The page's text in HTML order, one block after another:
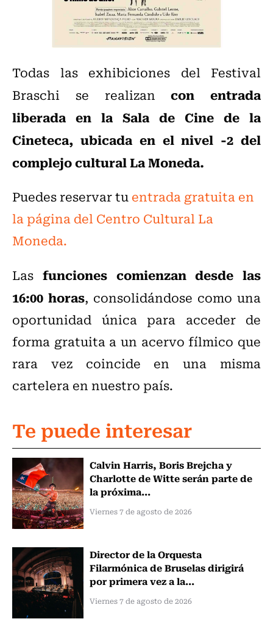
Todas las exhibiciones del Festival
Braschi se realizancon entrada
liberada en la Sala de Cine de la
Cineteca, ubicada en el nivel -2 del
complejo cultural La Moneda.
Puedes reservar tuentrada gratuita en
la página del Centro Cultural La
Moneda.
Las funciones comienzan desde las
16:00 horas, consolidándose como una
oportunidad única para acceder de
forma gratuita a un acervo fílmico que
rara vez coincide en una misma
cartelera en nuestro país.
Te puede interesar
Calvin Harris, Boris Brejcha y
Charlotte de Witte serán parte de
la próxima...
Viernes 7 de agosto de 2026
Director de la Orquesta
Filarmónica de Bruselas dirigirá
por primera vez a la...
Viernes 7 de agosto de 2026